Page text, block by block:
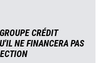
CRÉDIT
NE FINANCERA PAS